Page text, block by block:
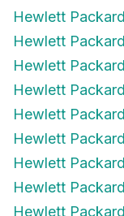
Hewlett
Hewlett
Hewlett
Hewlett
Hewlett
Hewlett
Hewlett
Hewlett
Hewlett